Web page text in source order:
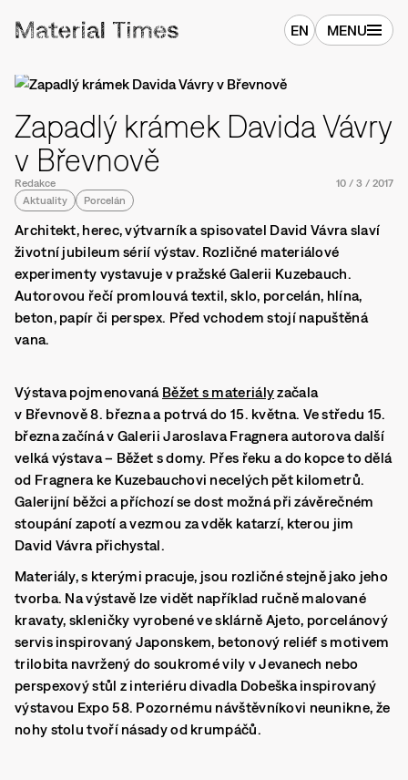
EN MENU
Zapadlý krámek Davida Vávry
v Břevnově
Redakce 10 / 3 / 2017
Aktuality
Porcelán
Architekt, herec, výtvarník a spisovatel David Vávra slaví
životní jubileum sérií výstav. Rozličné materiálové
experimenty vystavuje v pražské Galerii Kuzebauch.
Autorovou řečí promlouvá textil, sklo, porcelán, hlína,
beton, papír či perspex. Před vchodem stojí napuštěná
vana.
Výstava pojmenovaná Běžet s materiályzačala
v Břevnově8. března a potrvá do 15. května. Ve středu 15.
března začíná v Galerii Jaroslava Fragnera autorova další
velká výstava – Běžet s domy. Přes řeku a do kopce to dělá
od Fragnera ke Kuzebauchovi necelých pět kilometrů.
Galerijní běžci a příchozí se dost možná při závěrečném
stoupání zapotí a vezmou za vděk katarzí, kterou jim
David Vávra přichystal.
Materiály, s kterými pracuje, jsou rozličné stejně jako jeho
tvorba. Na výstavě lze vidět například ručně malované
kravaty, skleničky vyrobené ve sklárně Ajeto, porcelánový
servis inspirovaný Japonskem, betonový reliéf s motivem
trilobita navržený do soukromé vily v Jevanech nebo
perspexový stůl z interiéru divadla Dobeška inspirovaný
výstavou Expo 58. Pozornému návštěvníkovi neunikne, že
nohy stolu tvoří násady od krumpáčů.